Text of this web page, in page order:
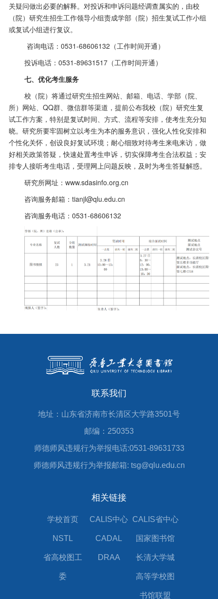
关疑问做出必要的解释。对投诉和申诉问题经调查属实的，由校
（院）研究生招生工作领导小组责成学部（院）招生复试工作小组
或复试小组进行复议。
咨询电话： 0531-68606132（工作时间开通）
投诉电话： 0531-89631517（工作时间开通）
七、优化考生服务
校（院）将通过研究生招生网站、邮箱、电话、学部（院、
所）网站、 QQ群、微信群等渠道，提前公布我校（院）研究生复
试工作方案，特别是复试时间、方式、流程等安排，使考生充分知
晓。研究所要牢固树立以考生为本的服务意识，强化人性化安排和
个性化关怀，创设良好复试环境；耐心细致对待考生来电来访，做
好相关政策答疑，快速处置考生申诉，切实保障考生合法权益；安
排专人接听考生电话，受理网上问题反映，及时为考生答疑解惑。
研究所网址：www.sdasinfo.org.cn
咨询服务邮箱： tianjl@qlu.edu.cn
咨询服务电话： 0531-68606132
联系我们
地址：山东省济南市长清区大学路3501号
邮编：250353
师德师风违规行为举报电话:0531-89631733
师德师风违规行为举报邮箱: tsg@qlu.edu.cn
相关链接
学校首页 CALIS中心 CALIS省中心
NSTL CADAL 国家图书馆
省高校图工
委
DRAA 长清大学城
高等学校图
书馆联盟